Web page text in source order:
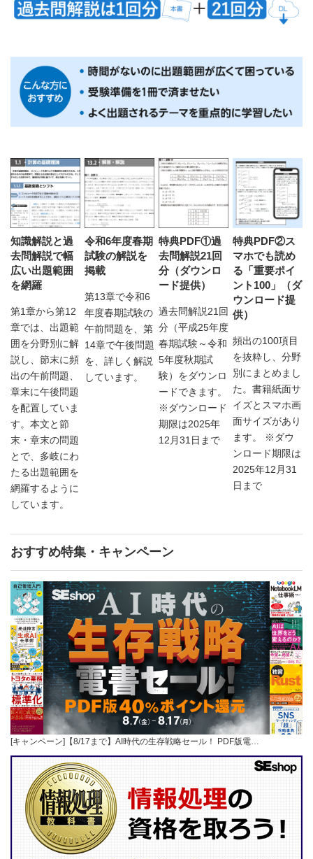
知識解説と過
去問解説で幅
広い出題範囲
を網羅
第1章から第12
章では、出題範
囲を分野別に解
説し、節末に頻
出の午前問題、
章末に午後問題
を配置していま
す。本文と節
末・章末の問題
とで、多岐にわ
たる出題範囲を
網羅するように
しています。
令和6年度春期
試験の解説を
掲載
第13章で令和6
年度春期試験の
午前問題を、第
14章で午後問題
を、詳しく解説
しています。
特典PDF①過
去問解説21回
分（ダウンロ
ード提供）
過去問解説21回
分（平成25年度
春期試験～令和
5年度秋期試
験）をダウンロ
ードできます。
※ダウンロード
期限は2025年
12月31日まで
特典PDF②ス
マホでも読め
る「重要ポイ
ント100」（ダ
ウンロード提
供）
頻出の100項目
を抜粋し、分野
別にまとめまし
た。書籍紙面サ
イズとスマホ画
面サイズがあり
ます。 ※ダウ
ンロード期限は
2025年12月31
日まで
おすすめ特集・キャンペーン
[キャンペーン]【8/17まで】AI時代の生存戦略セール！ PDF版電…